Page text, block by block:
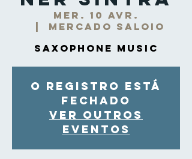
mer. 10 avr.
Mercado Saloio
Saxophone Music
O registro está
fechado
Ver outros
eventos